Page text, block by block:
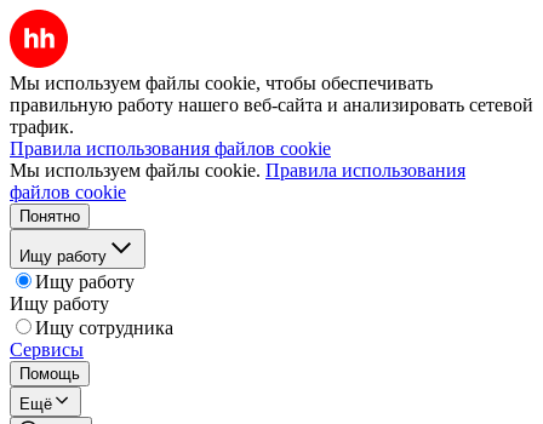
Мы используем файлы cookie, чтобы обеспечивать
правильную работу нашего веб-сайта и анализировать сетевой
трафик.
Правила использования файлов cookie
Мы используем файлы cookie. Правила использования
файлов cookie
Понятно
Ищу работу
Ищу работу
Ищу работу
Ищу сотрудника
Сервисы
Помощь
Ещё